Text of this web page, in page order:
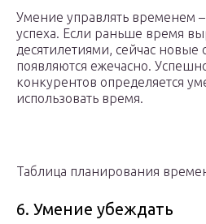
Умение управлять временем
успеха. Если раньше время
десятилетиями, сейчас
появляются ежечасно.
конкурентов определяется
использовать время.
Таблица планирования
6. Умение убеждать